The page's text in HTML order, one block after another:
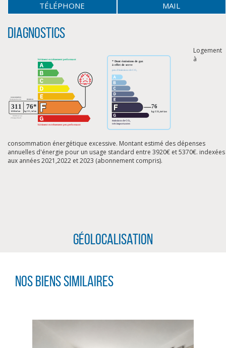
CLIQUER ICI POUR AGRANDIR
TÉLÉPHONE MAIL
Diagnostics
Logement
à
consommation énergétique excessive. Montant estimé des dépenses
annuelles d'énergie pour un usage standard entre 3920€ et 5370€. indexées
aux années 2021,2022 et 2023 (abonnement compris).
Géolocalisation
Nos biens similaires